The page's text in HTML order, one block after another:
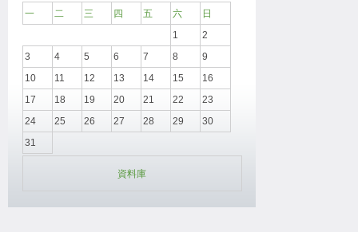
一 二 三 四 五 六
日
1
2
3
4 5 6 7 8
9
10
11 12 13 14 15
16
17
18 19 20 21 22
23
24
25 26 27 28 29
30
31
資料庫